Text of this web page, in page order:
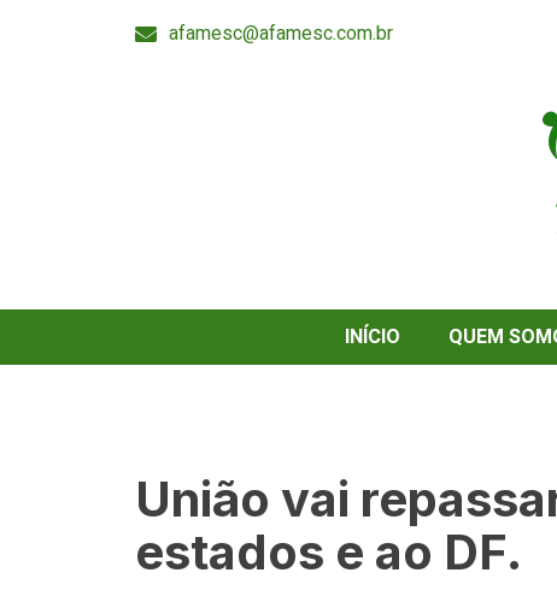
afamesc@afamesc.com.br
INÍCIO QUEM
União vai
estados e ao DF.